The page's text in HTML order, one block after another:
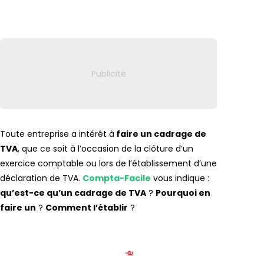
Toute entreprise a intérêt à faire un cadrage de
TVA, que ce soit à l’occasion de la clôture d’un
exercice comptable ou lors de l’établissement d’une
déclaration de TVA. Compta-Facile vous indique :
qu’est-ce qu’un cadrage de TVA ? Pourquoi en
faire un ? Comment l’établir ?